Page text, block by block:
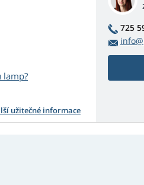
lamp?
užitečné informace
725